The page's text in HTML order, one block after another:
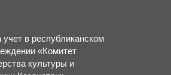
учет в республиканском
«Комитет
культуры и